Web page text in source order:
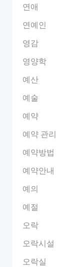
연애
연예인
영감
영양학
예산
예술
예약
예약 관리
예약방법
예약안내
예의
예절
오락
오락시설
오락실